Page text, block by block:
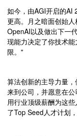
如今，由AGI开启的AI
更高。月之暗面创始
OpenAI以及做出下一
现能力决定了你技术
限。"
算法创新的主导力量
来到公司，并愿意在
用行业顶级薪酬为这
了Top Seed人才计划